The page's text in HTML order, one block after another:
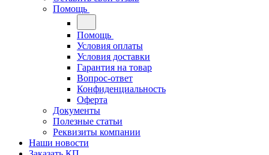
Помощь
Помощь
Условия оплаты
Условия доставки
Гарантия на товар
Вопрос-ответ
Конфиденциальность
Оферта
Документы
Полезные статьи
Реквизиты компании
Наши новости